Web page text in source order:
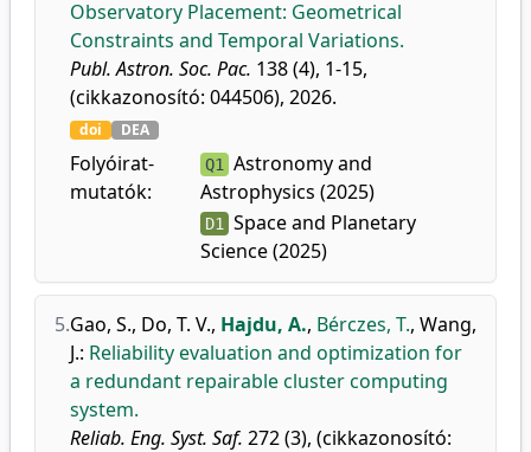
Observatory Placement: Geometrical
Constraints and Temporal Variations.
Publ. Astron. Soc. Pac. 138 (4), 1-15,
(cikkazonosító: 044506), 2026.
doi DEA
Folyóirat-
mutatók:
Q1
Astronomy and
Astrophysics (2025)
D1
Space and Planetary
Science (2025)
5.Gao, S., Do, T. V., Hajdu, A., Bérczes, T., Wang,
J.: Reliability evaluation and optimization for
a redundant repairable cluster computing
system.
Reliab. Eng. Syst. Saf. 272 (3), (cikkazonosító: